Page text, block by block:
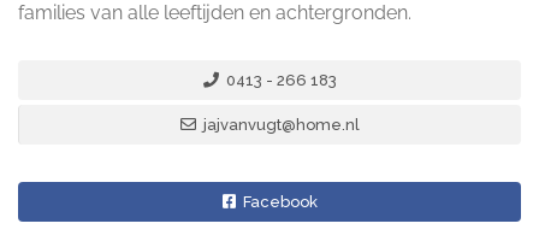
families van alle leeftijden en achtergronden.
0413 - 266 183
jajvanvugt@home.nl
Facebook